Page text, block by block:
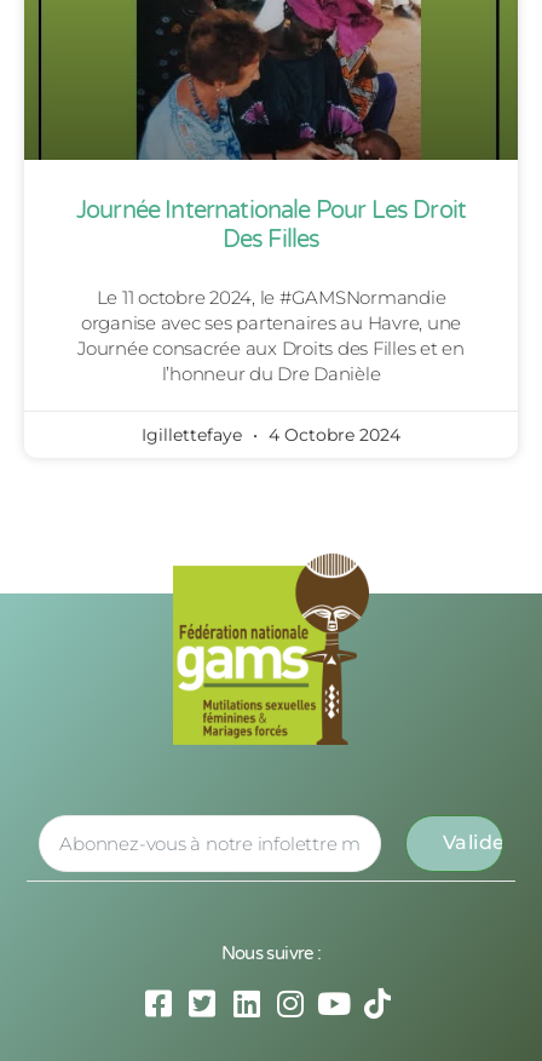
Journée Internationale Pour Les Droit
Des Filles
Le 11 octobre 2024, le #GAMSNormandie
organise avec ses partenaires au Havre, une
Journée consacrée aux Droits des Filles et en
l’honneur du Dre Danièle
Igillettefaye 4 Octobre 2024
Nous suivre :